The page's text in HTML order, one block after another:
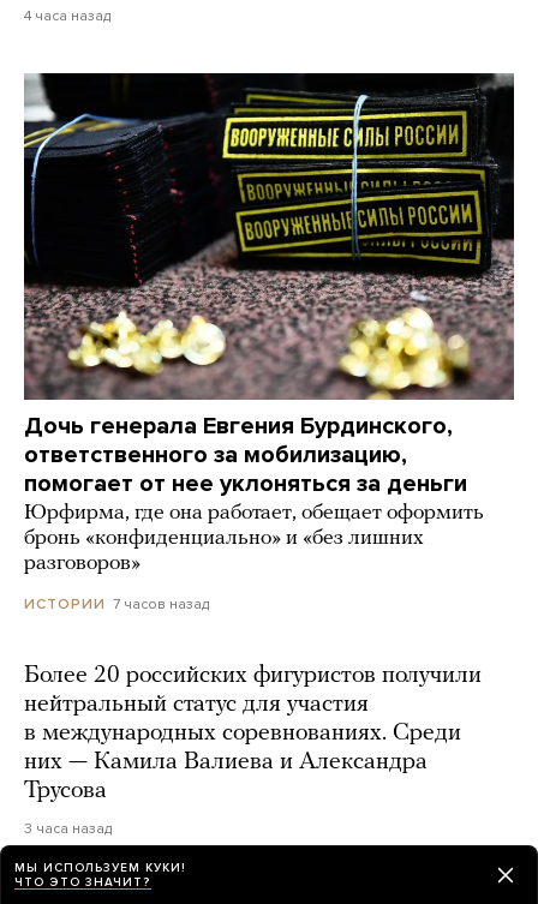
4 часа назад
Дочь генерала Евгения Бурдинского,
ответственного за мобилизацию,
помогает от нее уклоняться за деньги
Юрфирма, где она работает, обещает оформить
бронь «конфиденциально» и «без лишних
разговоров»
ИСТОРИИ 7 часов назад
Более 20 российских фигуристов получили
нейтральный статус для участия
в международных соревнованиях. Среди
них — Камила Валиева и Александра
Трусова
3 часа назад
МЫ ИСПОЛЬЗУЕМ КУКИ!
ЧТО ЭТО ЗНАЧИТ?